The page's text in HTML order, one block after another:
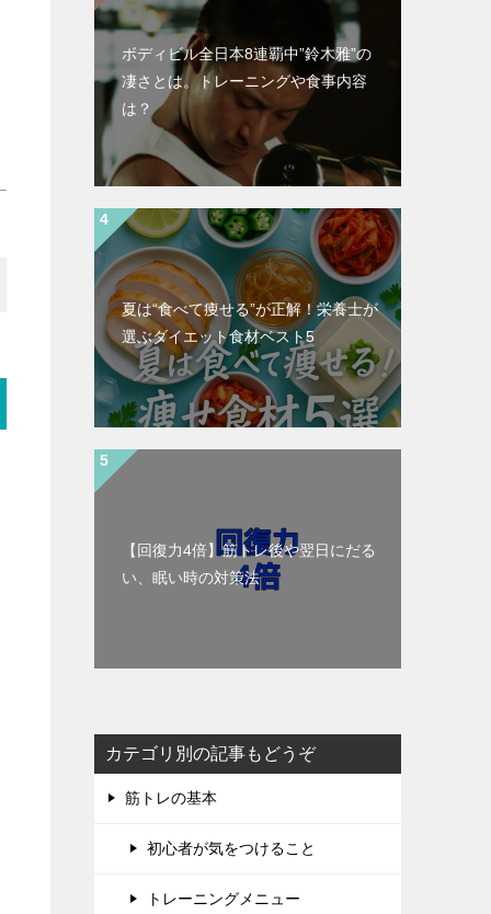
ボディビル全日本8連覇中”鈴木雅”の
凄さとは。トレーニングや食事内容
は？
夏は“食べて痩せる”が正解！栄養士が
選ぶダイエット食材ベスト5
【回復力4倍】筋トレ後や翌日にだる
い、眠い時の対策法
カテゴリ別の記事もどうぞ
筋トレの基本
初心者が気をつけること
トレーニングメニュー